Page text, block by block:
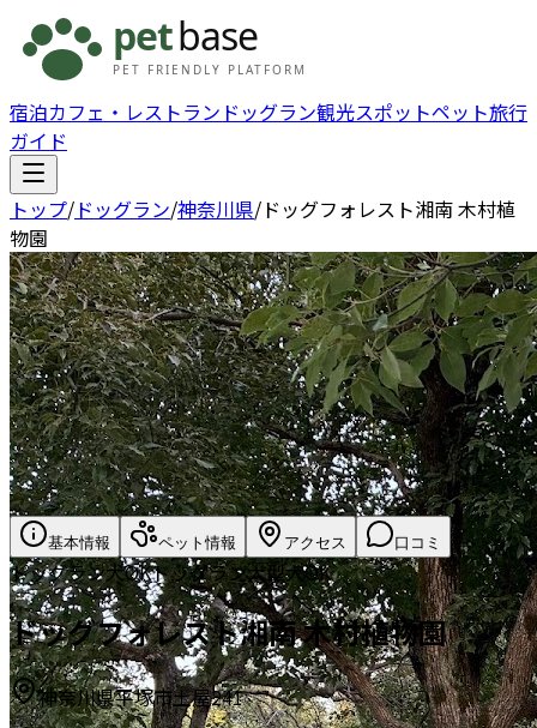
宿泊カフェ・レストラン ドッグラン観光スポットペット旅行
ガイド
トップ/ドッグラン/神奈川県/ドッグフォレスト湘南 木村植
物園
基本情報 ペット情報 アクセス 口コミ
ドッグラン犬OKドッグラン大型犬OK
ドッグフォレスト湘南 木村植物園
神奈川県平塚市土屋241